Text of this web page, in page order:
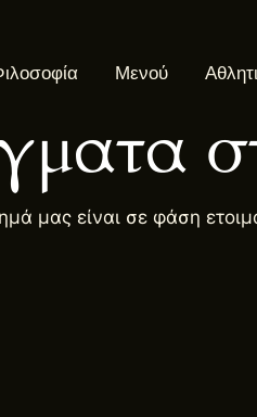
Μενού
μας είναι σε φάση